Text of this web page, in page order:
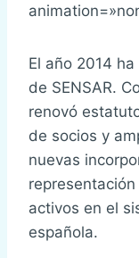
El año 2014
de SENSAR.
renovó
de socios y
nuevas
activos en el
española.